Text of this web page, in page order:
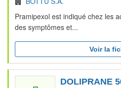
Pramipexol est indiqué chez les
des symptômes et...
Voir la
DOLIPRANE